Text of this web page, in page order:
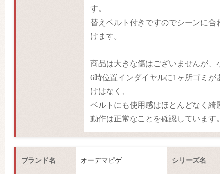
す。
替えベルト付きですのでシーンに合
けます。
商品は大きな傷はございませんが、
6時位置インダイヤルに1ヶ所ゴミが
けはなく、
ベルトにも使用感はほとんどなく綺
動作は正常なことを確認しています
ブランド名 オーデマピゲ シリーズ名